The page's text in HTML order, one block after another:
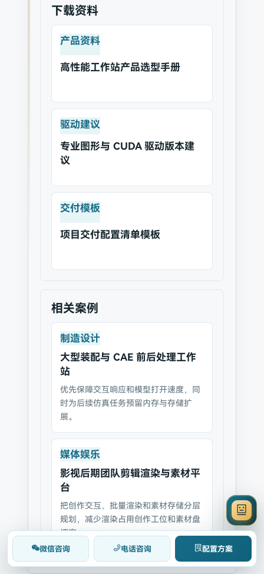
下载资料
产品资料
高性能工作站产品选型手册
驱动建议
专业图形与 CUDA 驱动版本建
议
交付模板
项目交付配置清单模板
相关案例
制造设计
大型装配与 CAE 前后处理工作
站
优先保障交互响应和模型打开速度，同
时为后续仿真任务预留内存与存储扩
展。
媒体娱乐
影视后期团队剪辑渲染与素材平
台
把创作交互、批量渲染和素材存储分层
规划，减少渲染占用创作工位和素材盘
拥塞。
微信咨询 电话咨询 配置方案